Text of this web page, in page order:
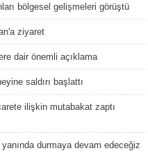
bölgesel gelişmeleri görüştü
ziyaret
dair önemli açıklama
saldırı başlattı
ilişkin mutabakat zaptı
durmaya devam edeceğiz